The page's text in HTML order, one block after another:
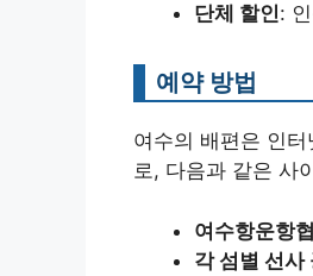
단체 할인:
예약 방법
여수의 배편은 인
로, 다음과 같은 사
여수항운항
각 섬별 선사